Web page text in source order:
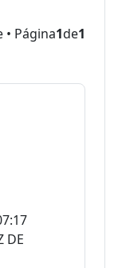
• Página1de1
DE